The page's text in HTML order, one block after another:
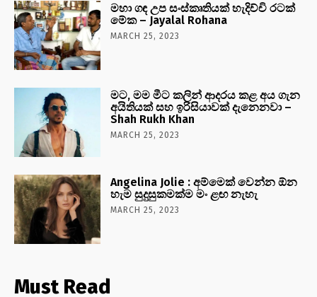
මහා ගඳ උප සංස්කෘතියක් හැදිච්චි රටක්
මේක – Jayalal Rohana
MARCH 25, 2023
මට, මම මීට කලින් ආදරය කළ අය ගැන
අයිතියක් සහ ඉරිසියාවක් දැනෙනවා –
Shah Rukh Khan
MARCH 25, 2023
Angelina Jolie : අම්මෙක් වෙන්න ඕන
හැම සුදුසුකමක්ම මං ළඟ නැහැ
MARCH 25, 2023
Must Read